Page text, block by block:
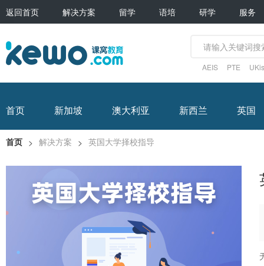
返回首页 解决方案 留学 语培 研学 服务
AEIS PTE
首页 新加坡 澳大利亚 新西兰 英国
首页 > 解决方案 > 英国大学择校指导